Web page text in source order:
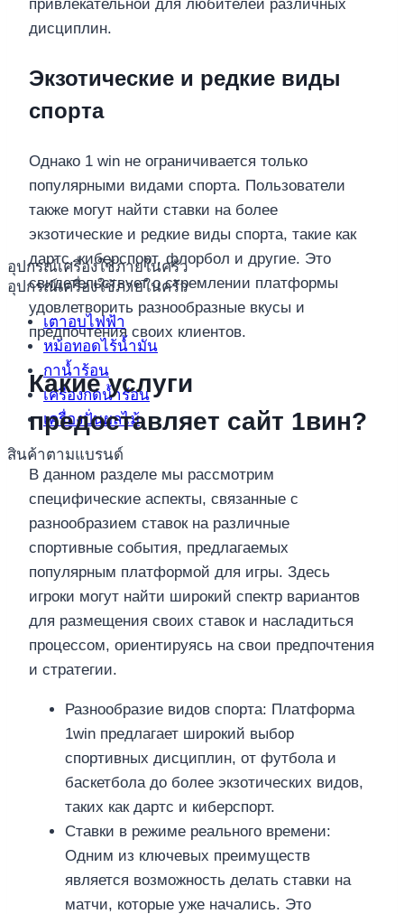
อุปกรณ์เครื่องใช้ภายในครัว
อุปกรณ์เครื่องใช้ภายในครัว
เตาอบไฟฟ้า
หม้อทอดไร้น้ำมัน
กาน้ำร้อน
เครื่องกดน้ำร้อน
เครื่องปั่นผลไม้
สินค้าตามแบรนด์
привлекательной для любителей различных
дисциплин.
Экзотические и редкие виды
спорта
Однако 1 win не ограничивается только
популярными видами спорта. Пользователи
также могут найти ставки на более
экзотические и редкие виды спорта, такие как
дартс, киберспорт, флорбол и другие. Это
свидетельствует о стремлении платформы
удовлетворить разнообразные вкусы и
предпочтения своих клиентов.
Какие услуги
предоставляет сайт 1вин?
В данном разделе мы рассмотрим
специфические аспекты, связанные с
разнообразием ставок на различные
спортивные события, предлагаемых
популярным платформой для игры. Здесь
игроки могут найти широкий спектр вариантов
для размещения своих ставок и насладиться
процессом, ориентируясь на свои предпочтения
и стратегии.
Разнообразие видов спорта: Платформа
1win предлагает широкий выбор
спортивных дисциплин, от футбола и
баскетбола до более экзотических видов,
таких как дартс и киберспорт.
Ставки в режиме реального времени:
Одним из ключевых преимуществ
является возможность делать ставки на
матчи, которые уже начались. Это